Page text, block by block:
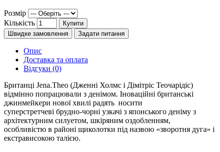
Розмір
Кількість
Купити
Швидке замовлення
Задати питання
Опис
Доставка та оплата
Відгуки (0)
Британці Jena.Theo (Дженні Холмс і Дімітріс Теочарідіс)
відмінно попрацювали з денімом. Іноваційні британські
джинмейкери нової хвилі радять носити
суперстретчеві брудно-чорні узкачі з японського деніму з
архітектурним силуетом, шкіряним оздобленням,
особливістю в районі щиколотки під назвою «зворотня дуга» і
екстрависокою талією.